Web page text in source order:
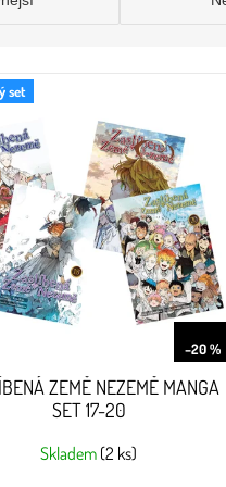
set
–20 %
ZEMĚ NEZEMĚ MANGA
SET 17-20
Skladem (2 ks)